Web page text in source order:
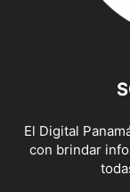
El Digital
con brindar